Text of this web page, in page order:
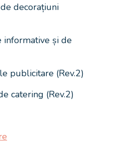
decorațiuni
și de
(Rev.2)
(Rev.2)